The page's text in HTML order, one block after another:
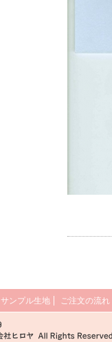
サンプル生地 ご注文の流れ